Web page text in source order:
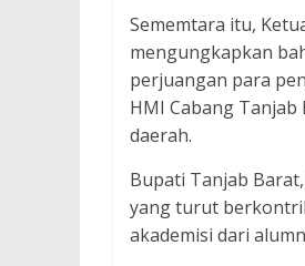
Sememtara itu,
mengungkapkan
perjuangan para
HMI Cabang
daerah.
Bupati Tanjab
yang turut
akademisi dari